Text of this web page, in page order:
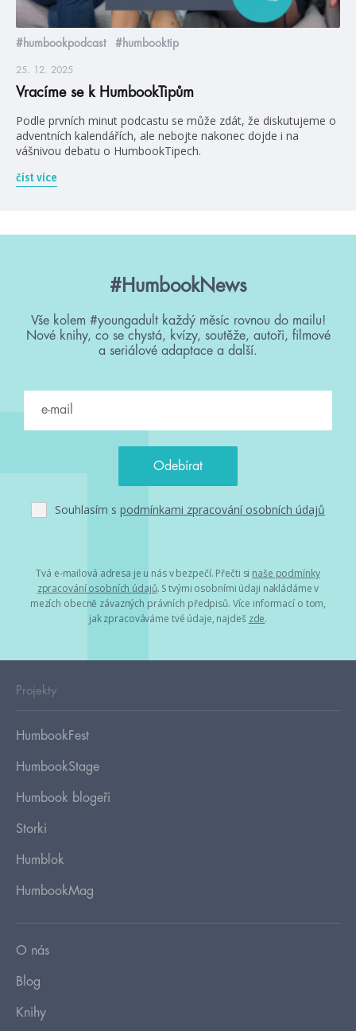
#humbookpodcast #humbooktip
25. 12. 2025
Vracíme se k HumbookTipům
Podle prvních minut podcastu se může zdát, že diskutujeme o
adventních kalendářích, ale nebojte nakonec dojde i na
vášnivou debatu o HumbookTipech.
číst více
#HumbookNews
Vše kolem #youngadult každý měsíc rovnou do mailu!
Nové knihy, co se chystá, kvízy, soutěže, autoři, filmové
a seriálové adaptace a další.
Souhlasím s podmínkami zpracování osobních údajů
Tvá e-mailová adresa je u nás v bezpečí. Přečti si naše podmínky
zpracování osobních údajů. S tvými osobními údaji nakládáme v
mezích obecně závazných právních předpisů. Více informací o tom,
jak zpracováváme tvé údaje, najdeš zde.
Projekty
HumbookFest
HumbookStage
Humbook blogeři
Storki
Humblok
HumbookMag
O nás
Blog
Knihy